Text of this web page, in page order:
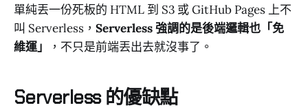
單純丟一份死板的 HTML 到 S3 或 GitHub Pages 上不
叫 Serverless， Serverless 強調的是後端邏輯也「免
維運」
，不只是前端丟出去就沒事了。
Serverless 的優缺點